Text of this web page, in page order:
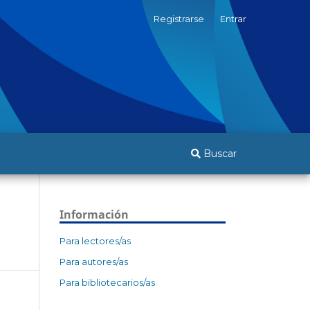
Buscar
Registrarse Entrar
Información
Para lectores/as
Para autores/as
Para bibliotecarios/as